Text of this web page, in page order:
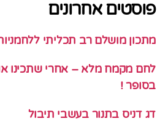
פוסטים אחרונים
מתכון מושלם רב תכליתי
לחם מקמח מלא – אחרי שתכינו
בסופר !
דג דניס בתנור בעשבי תיבול